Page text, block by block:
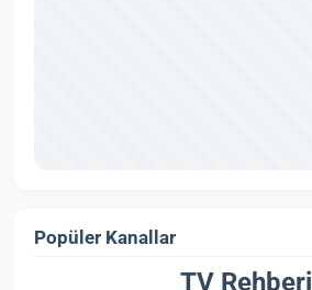
Popüler Kanallar
TV Rehberi